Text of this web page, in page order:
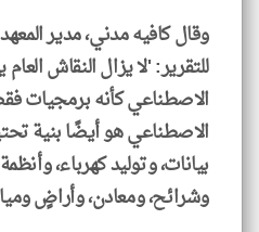
وقال كافيه مدني، مدير
للتقرير: 'لا يزال النقاش
الاصطناعي كأنه برمجيات
الاصطناعي هو أيضًا بنية
بيانات، وتوليد كهرباء،
وشرائح، ومعادن، وأراضٍ